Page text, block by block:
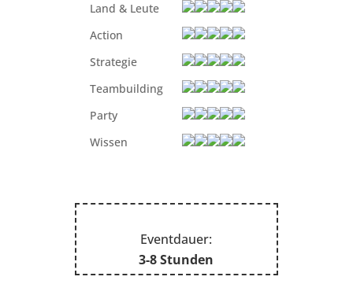
Land & Leute
Action
Strategie
Teambuilding
Party
Wissen
Eventdauer:
3-8 Stunden